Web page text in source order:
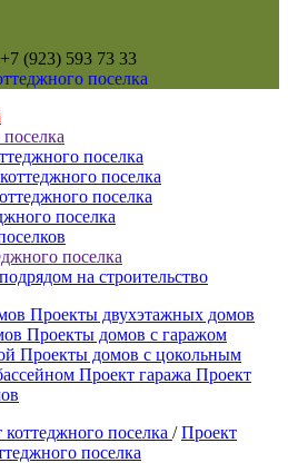
+7 (923) 593 73 33
поселка
поселка
поселка
поселка
поселка
поселка
на строительство
Проекты двухэтажных домов
Проекты домов с гаражом
Проекты домов с цокольным
Проект гаража Проект
поселка / Проект
поселка